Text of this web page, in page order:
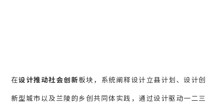
在设计推动社会创新板块，系统阐释设计立县计划、设计创
新型城市以及兰陵的乡创共同体实践，通过设计驱动一二三